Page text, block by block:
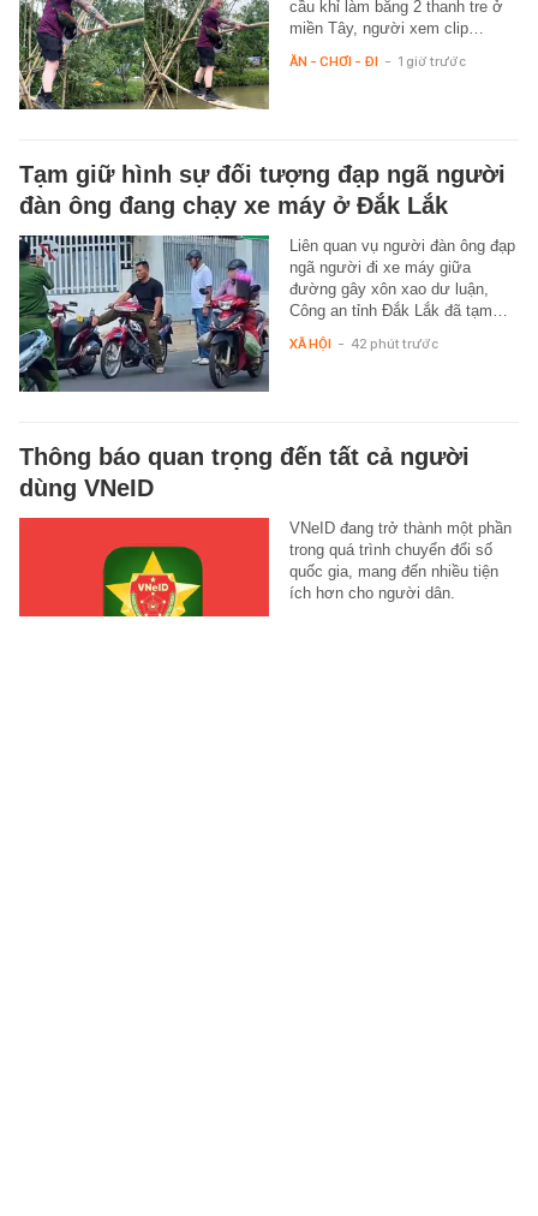
cầu khỉ làm bằng 2 thanh tre ở
miền Tây, người xem clip…
ĂN - CHƠI - ĐI - 1 giờ trước
Tạm giữ hình sự đối tượng đạp ngã người
đàn ông đang chạy xe máy ở Đắk Lắk
Liên quan vụ người đàn ông đạp
ngã người đi xe máy giữa
đường gây xôn xao dư luận,
Công an tỉnh Đắk Lắk đã tạm…
XÃ HỘI - 42 phút trước
Thông báo quan trọng đến tất cả người
dùng VNeID
VNeID đang trở thành một phần
trong quá trình chuyển đổi số
quốc gia, mang đến nhiều tiện
ích hơn cho người dân.